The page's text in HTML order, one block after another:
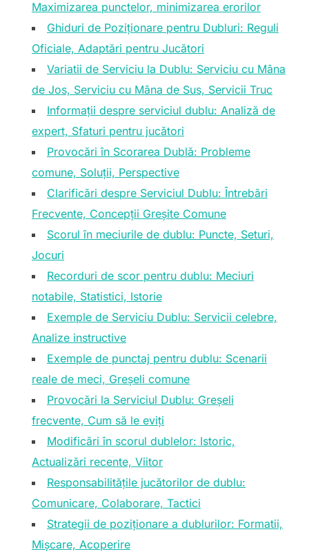
Maximizarea punctelor, minimizarea erorilor
Ghiduri de Poziționare pentru Dubluri: Reguli
Oficiale, Adaptări pentru Jucători
Variatii de Serviciu la Dublu: Serviciu cu Mâna
de Jos, Serviciu cu Mâna de Sus, Servicii Truc
Informații despre serviciul dublu: Analiză de
expert, Sfaturi pentru jucători
Provocări în Scorarea Dublă: Probleme
comune, Soluții, Perspective
Clarificări despre Serviciul Dublu: Întrebări
Frecvente, Concepții Greșite Comune
Scorul în meciurile de dublu: Puncte, Seturi,
Jocuri
Recorduri de scor pentru dublu: Meciuri
notabile, Statistici, Istorie
Exemple de Serviciu Dublu: Servicii celebre,
Analize instructive
Exemple de punctaj pentru dublu: Scenarii
reale de meci, Greșeli comune
Provocări la Serviciul Dublu: Greșeli
frecvente, Cum să le eviți
Modificări în scorul dublelor: Istoric,
Actualizări recente, Viitor
Responsabilitățile jucătorilor de dublu:
Comunicare, Colaborare, Tactici
Strategii de poziționare a dublurilor: Formatii,
Mișcare, Acoperire